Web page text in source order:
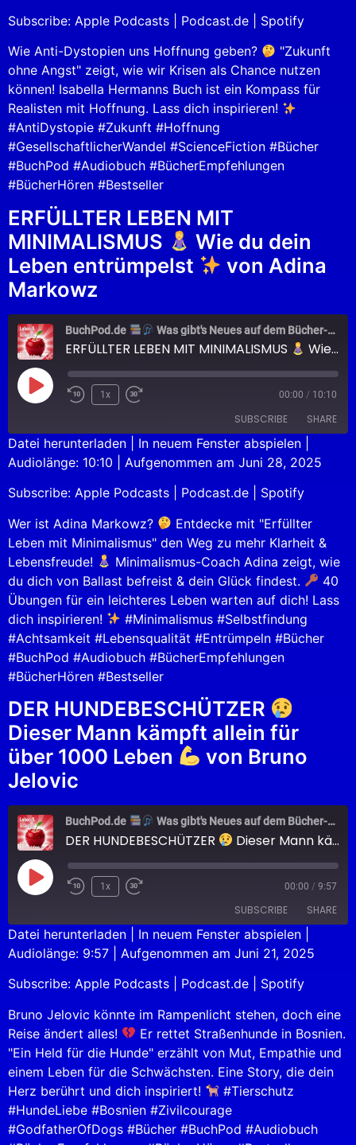
RSS FEED
EMBED
Subscribe: Apple Podcasts Podcast.de
Spotify
Wie Anti-Dystopien uns Hoffnung geben?
"Zukunft
ohne Angst" zeigt, wie wir Krisen als Chance nutzen
können! Isabella Hermanns Buch ist ein Kompass für
Realisten mit Hoffnung. Lass dich inspirieren!
#AntiDystopie #Zukunft #Hoffnung
#GesellschaftlicherWandel #ScienceFiction #Bücher
#BuchPod #Audiobuch #BücherEmpfehlungen
#BücherHören #Bestseller
ERFÜLLTER LEBEN MIT
MINIMALISMUS
Wie du dein
Leben entrümpelst
von Adina
Markowz
BuchPod.de Was gibt's Neues auf dem Bücher-Markt?
ERFÜLLTER LEBEN MIT MINIMALISMUS Wie du dein Leben entrümpelst
1x 00:00 / 10:10
SUBSCRIBE SHARE
Apple Podcasts Podcast.de
Spotify
RSS FEED
SHARE
LINK
EMBED
Datei herunterladen In neuem Fenster abspielen
Audiolänge: 10:10
Aufgenommen am Juni 28, 2025
Subscribe: Apple Podcasts Podcast.de
Spotify
Wer ist Adina Markowz?
Entdecke mit "Erfüllter
Leben mit Minimalismus" den Weg zu mehr Klarheit &
Lebensfreude!
Minimalismus-Coach Adina zeigt, wie
du dich von Ballast befreist & dein Glück findest.
40
Übungen für ein leichteres Leben warten auf dich! Lass
dich inspirieren!
#Minimalismus #Selbstfindung
#Achtsamkeit #Lebensqualität #Entrümpeln #Bücher
#BuchPod #Audiobuch #BücherEmpfehlungen
#BücherHören #Bestseller
DER HUNDEBESCHÜTZER
Dieser Mann kämpft allein für
über 1000 Leben
von Bruno
Jelovic
BuchPod.de Was gibt's Neues auf dem Bücher-Markt?
DER HUNDEBESCHÜTZER Dieser Mann kämpft allein für über 1000 Leben
1x 00:00 / 9:57
SUBSCRIBE SHARE
Apple Podcasts Podcast.de
Spotify
RSS FEED
SHARE
LINK
EMBED
Datei herunterladen In neuem Fenster abspielen
Audiolänge: 9:57
Aufgenommen am Juni 21, 2025
Subscribe: Apple Podcasts Podcast.de
Spotify
Bruno Jelovic könnte im Rampenlicht stehen, doch eine
Reise ändert alles!
Er rettet Straßenhunde in Bosnien.
"Ein Held für die Hunde" erzählt von Mut, Empathie und
einem Leben für die Schwächsten. Eine Story, die dein
Herz berührt und dich inspiriert!
#Tierschutz
#HundeLiebe #Bosnien #Zivilcourage
#GodfatherOfDogs #Bücher #BuchPod #Audiobuch